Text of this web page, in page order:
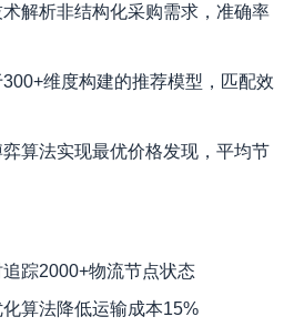
术解析非结构化采购需求，准确率
维度构建的推荐模型，匹配效
算法实现最优价格发现，平均节
追踪2000+物流节点状态
化算法降低运输成本15%